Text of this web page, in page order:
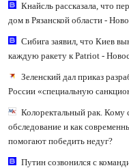
Рефинансирование
кредитов в первом
Кнайсль рассказала, что
дом в Рязанской области -
Сибига заявил, что Киев
каждую ракету к Patriot -
Зеленский дал приказ
России «специальную
Колоректальный рак. Кому
обследование и как
помогают победить недуг?
Путин созвонился с